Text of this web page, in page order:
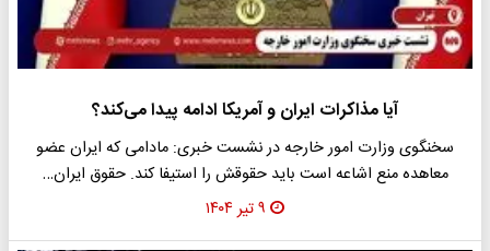
آیا مذاکرات ایران و آمریکا ادامه پیدا می‌کند؟
سخنگوی وزارت امور خارجه در نشست خبری: مادامی که ایران عضو
معاهده منع اشاعه است باید حقوقش را استیفا کند. حقوق ایران…
۹ تیر ۱۴۰۴